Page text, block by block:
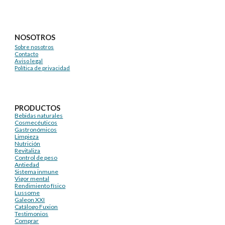
NOSOTROS
Sobre nosotros
Contacto
Aviso legal
Política de privacidad
PRODUCTOS
Bebidas naturales
Cosmecéuticos
Gastronómicos
Limpieza
Nutrición
Revitaliza
Control de peso
Antiedad
Sistema inmune
Vigor mental
Rendimiento físico
Lussome
Galeon XXI
Catálogo Fuxion
Testimonios
Comprar